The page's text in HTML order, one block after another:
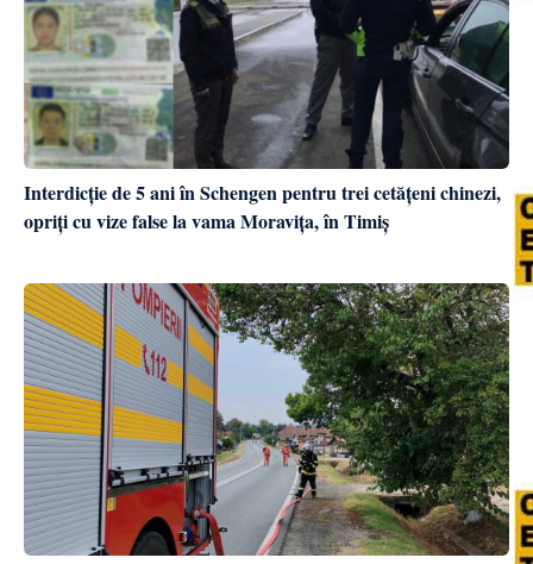
Interdicție de 5 ani în Schengen pentru trei cetățeni chinezi,
opriți cu vize false la vama Moravița, în Timiș